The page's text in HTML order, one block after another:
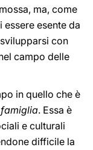
ma, come
esente da
con
campo delle
in quello che è
. Essa è
e culturali
difficile la